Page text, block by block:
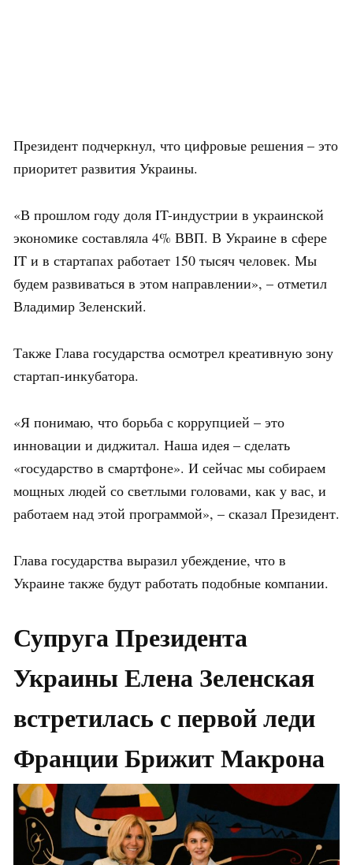
Президент подчеркнул, что цифровые решения – это
приоритет развития Украины.
«В прошлом году доля IT-индустрии в украинской
экономике составляла 4% ВВП. В Украине в сфере
IT и в стартапах работает 150 тысяч человек. Мы
будем развиваться в этом направлении», – отметил
Владимир Зеленский.
Также Глава государства осмотрел креативную зону
стартап-инкубатора.
«Я понимаю, что борьба с коррупцией – это
инновации и диджитал. Наша идея – сделать
«государство в смартфоне». И сейчас мы собираем
мощных людей со светлыми головами, как у вас, и
работаем над этой программой», – сказал Президент.
Глава государства выразил убеждение, что в
Украине также будут работать подобные компании.
Супруга Президента
Украины Елена Зеленская
встретилась с первой леди
Франции Брижит Макрона